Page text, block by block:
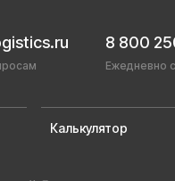
8 800
Ежедневно
Калькулятор